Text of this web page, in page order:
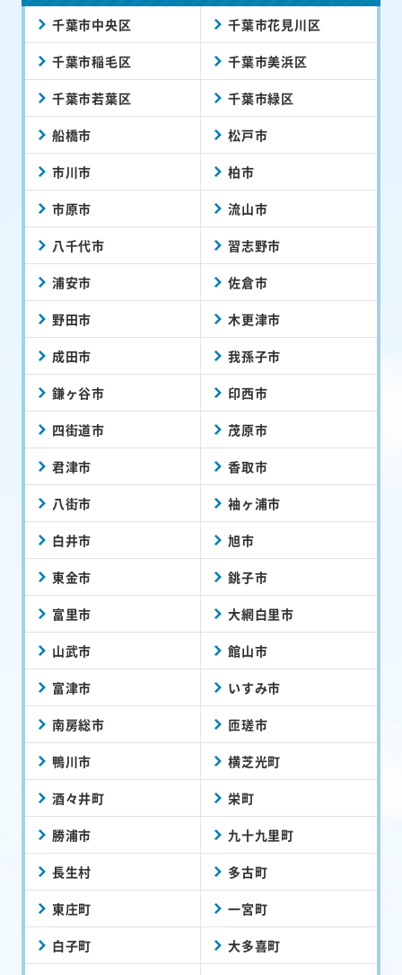
千葉市中央区 千葉市花見川区
千葉市稲毛区 千葉市美浜区
千葉市若葉区 千葉市緑区
船橋市 松戸市
市川市 柏市
市原市 流山市
八千代市 習志野市
浦安市 佐倉市
野田市 木更津市
成田市 我孫子市
鎌ヶ谷市 印西市
四街道市 茂原市
君津市 香取市
八街市 袖ヶ浦市
白井市 旭市
東金市 銚子市
富里市 大網白里市
山武市 館山市
富津市 いすみ市
南房総市 匝瑳市
鴨川市 横芝光町
酒々井町 栄町
勝浦市 九十九里町
長生村 多古町
東庄町 一宮町
白子町 大多喜町